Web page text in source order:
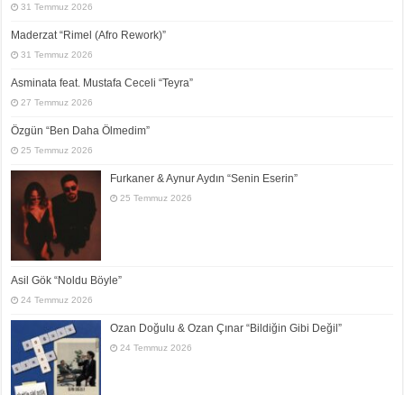
31 Temmuz 2026
Maderzat “Rimel (Afro Rework)”
31 Temmuz 2026
Asminata feat. Mustafa Ceceli “Teyra”
27 Temmuz 2026
Özgün “Ben Daha Ölmedim”
25 Temmuz 2026
Furkaner & Aynur Aydın “Senin Eserin”
25 Temmuz 2026
Asil Gök “Noldu Böyle”
24 Temmuz 2026
Ozan Doğulu & Ozan Çınar “Bildiğin Gibi Değil”
24 Temmuz 2026